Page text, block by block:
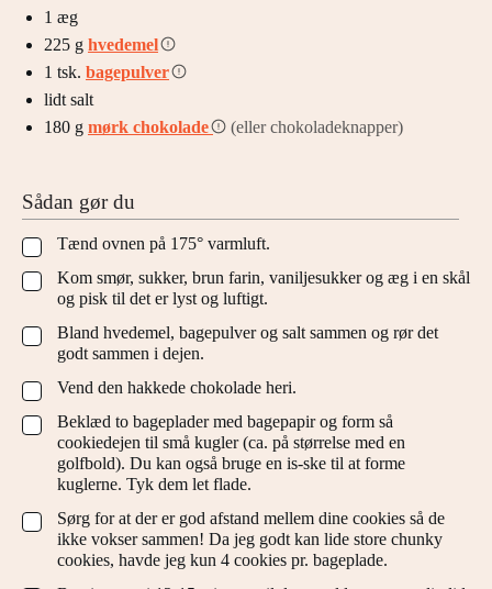
1 æg
225 g hvedemel
1 tsk. bagepulver
lidt salt
180 g mørk chokolade (eller chokoladeknapper)
Sådan gør du
▢
Tænd ovnen på 175° varmluft.
▢
Kom smør, sukker, brun farin, vaniljesukker og æg i en skål
og pisk til det er lyst og luftigt.
▢
Bland hvedemel, bagepulver og salt sammen og rør det
godt sammen i dejen.
▢
Vend den hakkede chokolade heri.
▢
Beklæd to bageplader med bagepapir og form så
cookiedejen til små kugler (ca. på størrelse med en
golfbold). Du kan også bruge en is-ske til at forme
kuglerne. Tyk dem let flade.
▢
Sørg for at der er god afstand mellem dine cookies så de
ikke vokser sammen! Da jeg godt kan lide store chunky
cookies, havde jeg kun 4 cookies pr. bageplade.